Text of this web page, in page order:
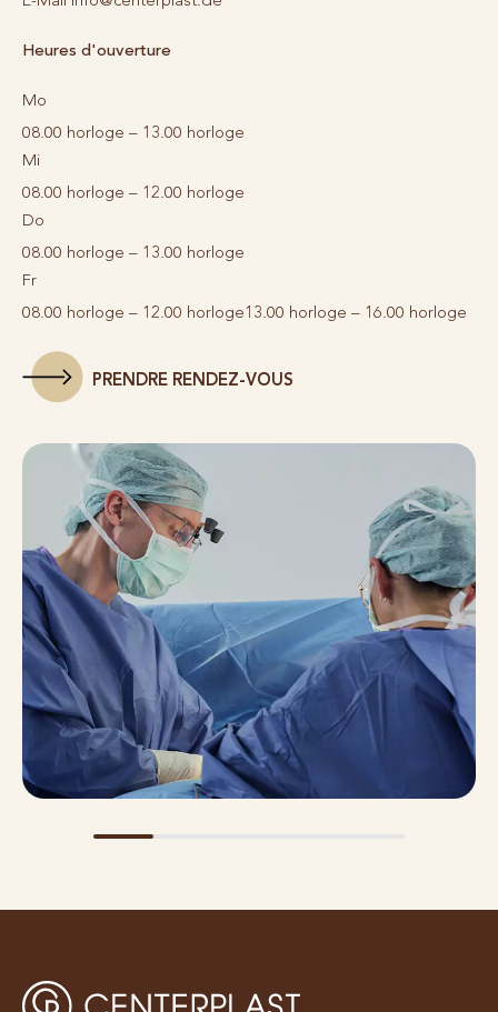
Heures d'ouverture
Mo
08.00 horloge – 13.00 horloge
Mi
08.00 horloge – 12.00 horloge
Do
08.00 horloge – 13.00 horloge
Fr
08.00 horloge – 12.00 horloge13.00 horloge – 16.00 horloge
PRENDRE RENDEZ-VOUS